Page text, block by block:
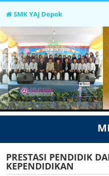
SMK YAJ Depok
PRESTASI PENDIDIK
KEPENDIDIKAN